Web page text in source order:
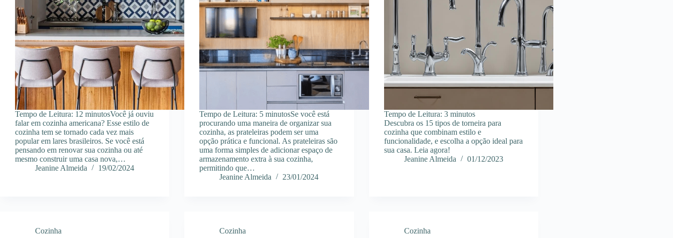
Tempo de Leitura: 12 minutosVocê já ouviu
falar em cozinha americana? Esse estilo de
cozinha tem se tornado cada vez mais
popular em lares brasileiros. Se você está
pensando em renovar sua cozinha ou até
mesmo construir uma casa nova,…
Jeanine Almeida
19/02/2024
Tempo de Leitura: 5 minutosSe você está
procurando uma maneira de organizar sua
cozinha, as prateleiras podem ser uma
opção prática e funcional. As prateleiras são
uma forma simples de adicionar espaço de
armazenamento extra à sua cozinha,
permitindo que…
Jeanine Almeida
23/01/2024
Tempo de Leitura: 3 minutos
Descubra os 15 tipos de torneira para
cozinha que combinam estilo e
funcionalidade, e escolha a opção ideal para
sua casa. Leia agora!
Jeanine Almeida
01/12/2023
Cozinha Cozinha Cozinha